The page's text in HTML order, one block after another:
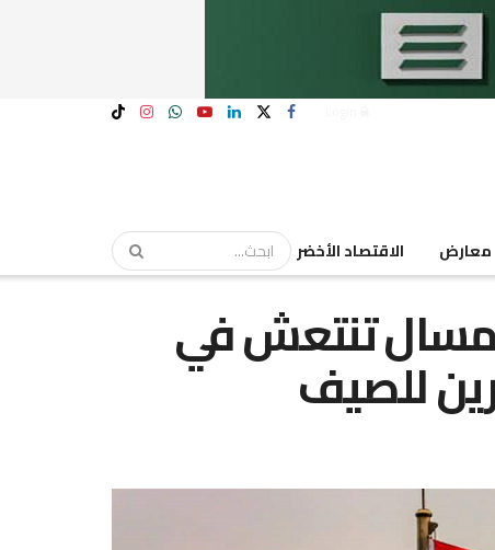
معارض الاقتصاد الأخضر
تنتعش في
للصيف